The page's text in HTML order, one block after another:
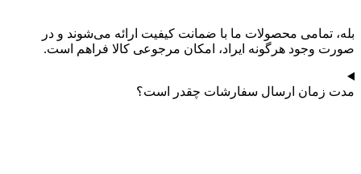
بله، تمامی محصولات ما با ضمانت کیفیت ارائه می‌شوند و در
صورت وجود هرگونه ایراد، امکان مرجوعی کالا فراهم است.
مدت زمان ارسال سفارشات چقدر است؟